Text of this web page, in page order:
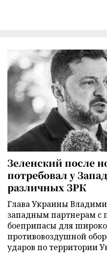
Зеленский после
потребовал у
различных ЗРК
Глава Украины
западным партнерам с
боеприпасы для
противовоздушной
ударов по территории